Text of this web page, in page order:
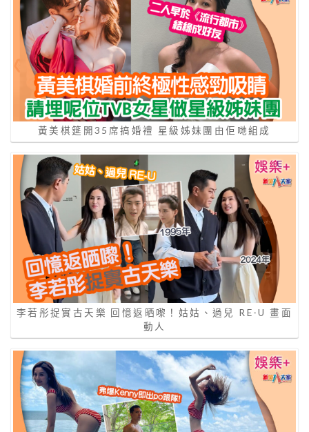
黃美棋筵開35席搞婚禮 星級姊妹團由佢哋組成
李若彤捉實古天樂 回憶返晒嚟！姑姑、過兒 RE-U 畫面
動人